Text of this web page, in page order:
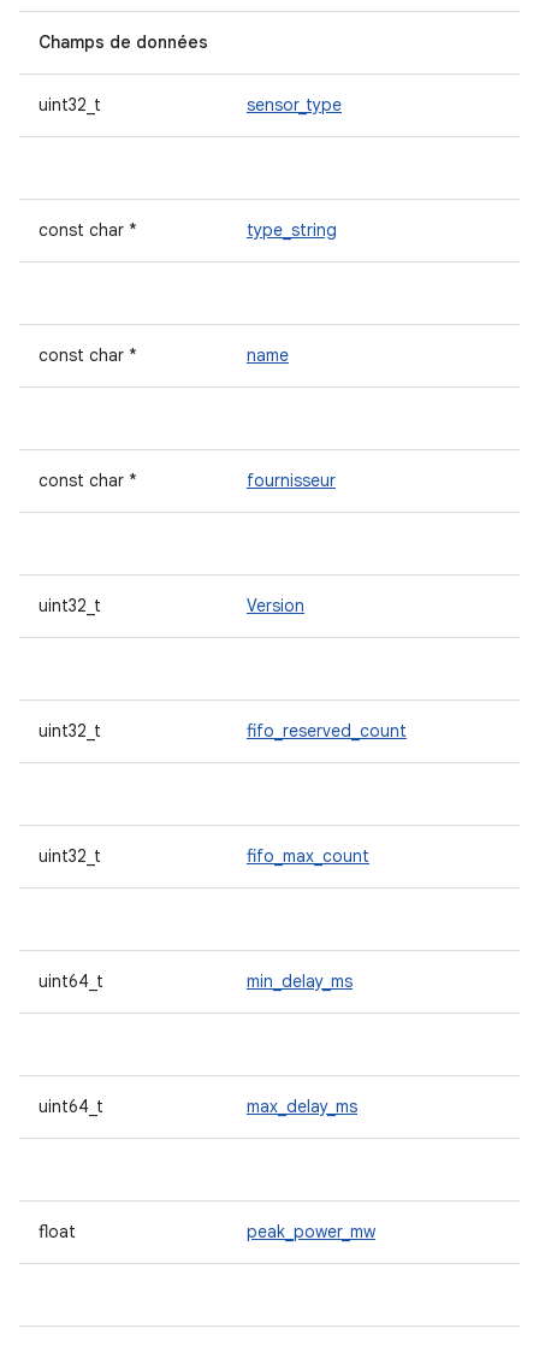
Champs de données
uint32_t sensor_type
const char * type_string
const char * name
const char * fournisseur
uint32_t Version
uint32_t fifo_reserved_count
uint32_t fifo_max_count
uint64_t min_delay_ms
uint64_t max_delay_ms
float peak_power_mw